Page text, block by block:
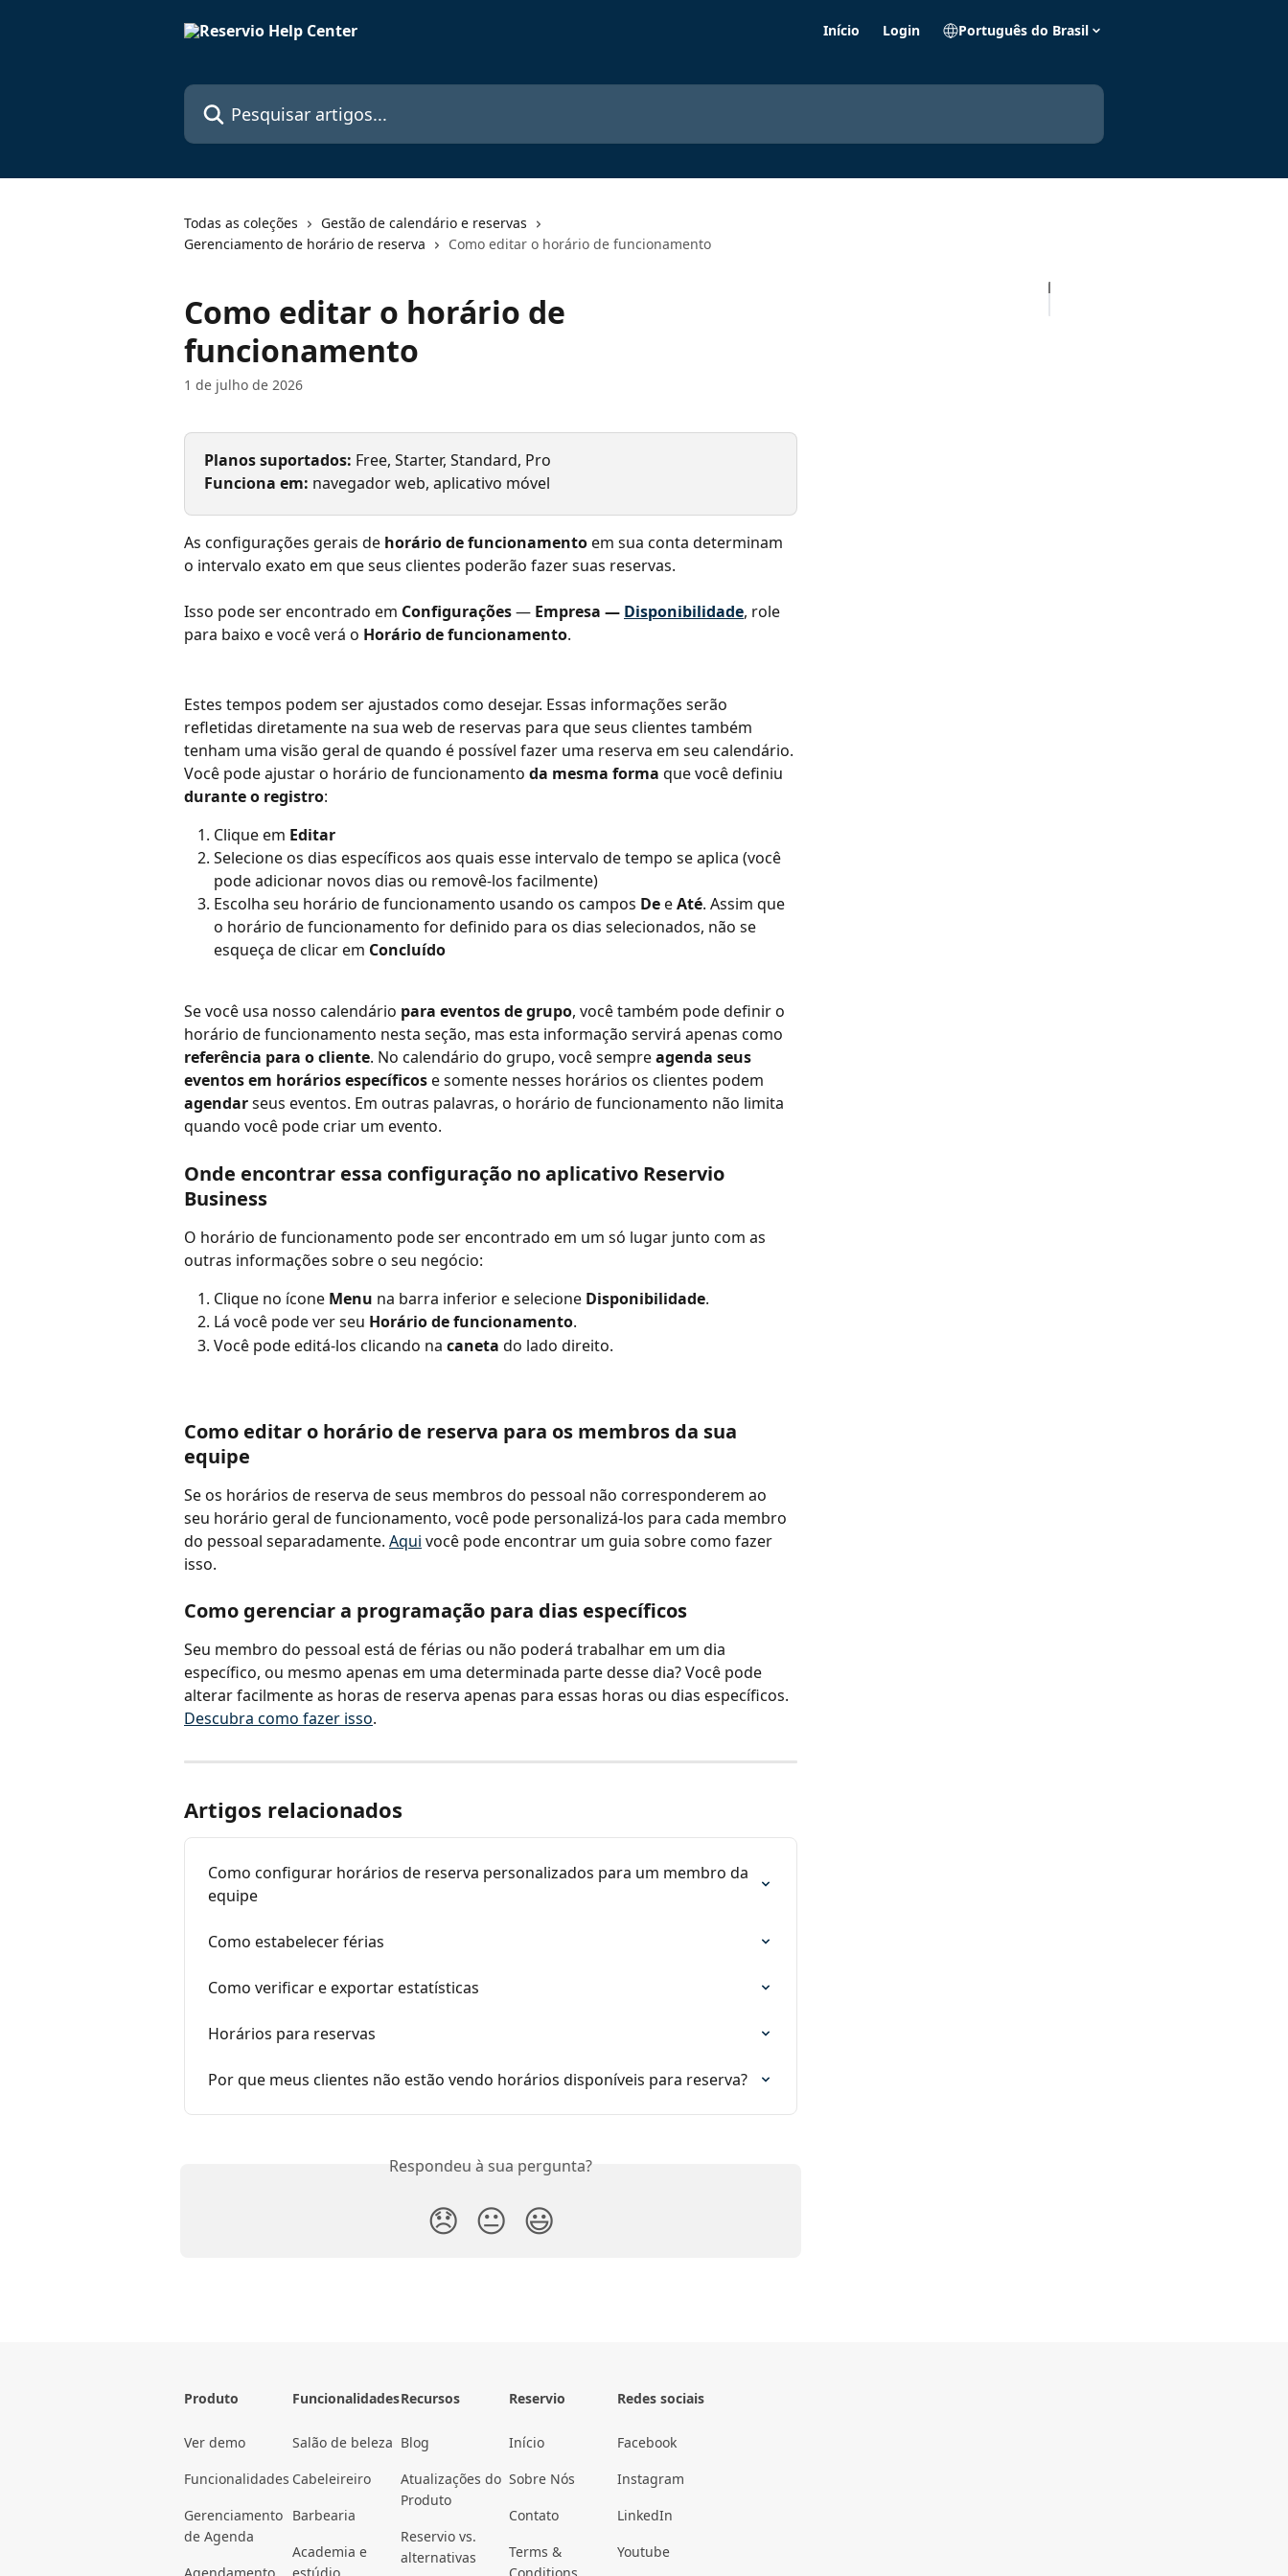
Início Login Português do Brasil
Pesquisar artigos...
Todas as coleções
Gestão de calendário e reservas
Gerenciamento de horário de reserva
Como editar o horário de funcionamento
Como editar o horário de
funcionamento
1 de julho de 2026
Planos suportados: Free, Starter, Standard, Pro
Funciona em: navegador web, aplicativo móvel
As configurações gerais de horário de funcionamento em sua conta determinam
o intervalo exato em que seus clientes poderão fazer suas reservas.
Isso pode ser encontrado em Configurações — Empresa — Disponibilidade, role
para baixo e você verá o Horário de funcionamento.
Estes tempos podem ser ajustados como desejar. Essas informações serão
refletidas diretamente na sua web de reservas para que seus clientes também
tenham uma visão geral de quando é possível fazer uma reserva em seu calendário.
Você pode ajustar o horário de funcionamento da mesma forma que você definiu
durante o registro:
Clique em Editar
Selecione os dias específicos aos quais esse intervalo de tempo se aplica (você
pode adicionar novos dias ou removê-los facilmente)
Escolha seu horário de funcionamento usando os campos De e Até. Assim que
o horário de funcionamento for definido para os dias selecionados, não se
esqueça de clicar em Concluído
Se você usa nosso calendário para eventos de grupo, você também pode definir o
horário de funcionamento nesta seção, mas esta informação servirá apenas como
referência para o cliente. No calendário do grupo, você sempre agenda seus
eventos em horários específicos e somente nesses horários os clientes podem
agendar seus eventos. Em outras palavras, o horário de funcionamento não limita
quando você pode criar um evento.
Onde encontrar essa configuração no aplicativo Reservio
Business
O horário de funcionamento pode ser encontrado em um só lugar junto com as
outras informações sobre o seu negócio:
Clique no ícone Menu na barra inferior e selecione Disponibilidade.
Lá você pode ver seu Horário de funcionamento.
Você pode editá-los clicando na caneta do lado direito.
Como editar o horário de reserva para os membros da sua
equipe
Se os horários de reserva de seus membros do pessoal não corresponderem ao
seu horário geral de funcionamento, você pode personalizá-los para cada membro
do pessoal separadamente. Aqui você pode encontrar um guia sobre como fazer
isso.
Como gerenciar a programação para dias específicos
Seu membro do pessoal está de férias ou não poderá trabalhar em um dia
específico, ou mesmo apenas em uma determinada parte desse dia? Você pode
alterar facilmente as horas de reserva apenas para essas horas ou dias específicos.
Descubra como fazer isso.
Artigos relacionados
Como configurar horários de reserva personalizados para um membro da
equipe
Como estabelecer férias
Como verificar e exportar estatísticas
Horários para reservas
Por que meus clientes não estão vendo horários disponíveis para reserva?
Respondeu à sua pergunta?
😞 😐 😃
Produto
Ver demo
Funcionalidades
Gerenciamento
de Agenda
Funcionalidades
Salão de beleza
Cabeleireiro
Barbearia
Academia e
Recursos
Blog
Atualizações do
Produto
Reservio vs.
alternativas
Reservio
Início
Sobre Nós
Contato
Terms &
Redes sociais
Facebook
Instagram
LinkedIn
Youtube